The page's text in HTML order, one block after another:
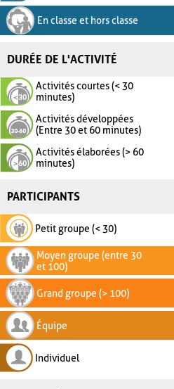
En classe et hors classe
DURÉE DE L'ACTIVITÉ
Activités courtes (< 30
minutes)
Activités développées
(Entre 30 et 60 minutes)
Activités élaborées (> 60
minutes)
PARTICIPANTS
Petit groupe (< 30)
Moyen groupe (entre 30
et 100)
Grand groupe (> 100)
Équipe
Individuel